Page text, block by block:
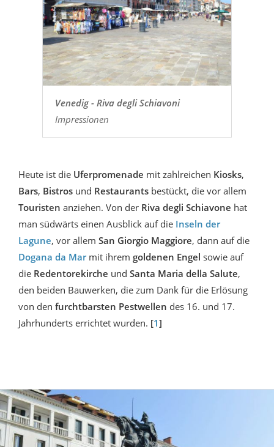
Venedig - Riva degli Schiavoni
Impressionen
Heute ist die Uferpromenade mit zahlreichen Kiosks,
Bars, Bistros und Restaurants bestückt, die vor allem
Touristen anziehen. Von der Riva degli Schiavone hat
man südwärts einen Ausblick auf die Inseln der
Lagune, vor allem San Giorgio Maggiore, dann auf die
Dogana da Marmit ihrem goldenen Engel sowie auf
die Redentorekirche und Santa Maria della Salute,
den beiden Bauwerken, die zum Dank für die Erlösung
von den furchtbarsten Pestwellen des 16. und 17.
Jahrhunderts errichtet wurden. [1]